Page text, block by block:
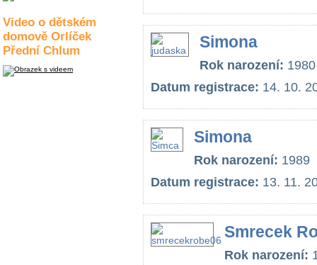
Video o dětském
domově Orlíček
Přední Chlum
Simona
Rok narození: 1980
Datum registrace: 14. 10.
Simona
Rok narození: 1989
Datum registrace: 13. 11.
Smrecek
Rok narození: